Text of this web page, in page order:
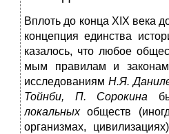
Вплоть до конца XIX века
концепция единства
казалось, что любое
мым правилам и
исследованиям Н.Я.
Тойнби, П. Сорокина
локаль­ныхобществ
организмах,